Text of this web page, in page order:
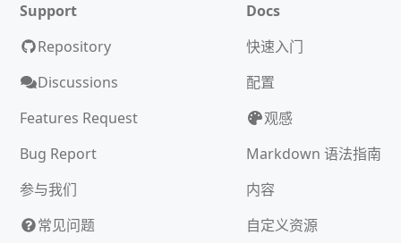
Support
Repository
Discussions
Features Request
Bug Report
参与我们
常见问题
Docs
快速入门
配置
观感
Markdown 语法指南
内容
自定义资源